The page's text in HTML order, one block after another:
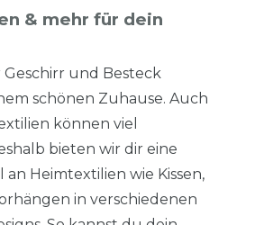
& mehr für dein
und Besteck
schönen Zuhause. Auch
können viel
bieten wir dir eine
Heimtextilien wie Kissen,
in verschiedenen